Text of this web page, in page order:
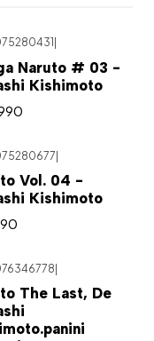
Naruto # 03 -
Kishimoto
|
Vol. 04 -
Kishimoto
The Last, De